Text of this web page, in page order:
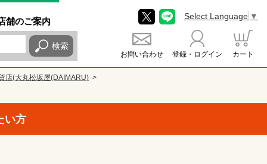
舗のご案内
検索
お問い合わせ 登録・ログイン カート
Select Language ▼
店(大丸松坂屋(DAIMARU)
い方